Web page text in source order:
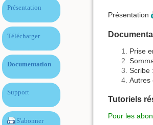
Présentation
Télécharger
Documentation
Support
S'abonner
Présentation
Prise
Scribe
Autres
Tutoriels
Pour les